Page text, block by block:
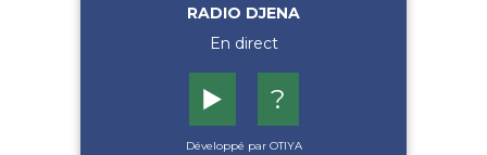
RADIO DJENA
En direct
▶️ ?
Développé par OTIYA